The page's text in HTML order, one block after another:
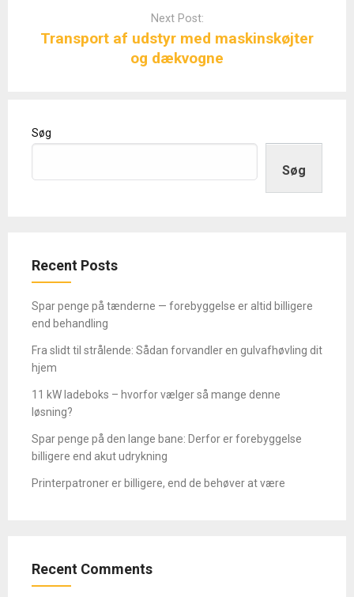
Next Post:
Transport af udstyr med maskinskøjter
og dækvogne
Søg
Søg
Recent Posts
Spar penge på tænderne — forebyggelse er altid billigere
end behandling
Fra slidt til strålende: Sådan forvandler en gulvafhøvling dit
hjem
11 kW ladeboks – hvorfor vælger så mange denne
løsning?
Spar penge på den lange bane: Derfor er forebyggelse
billigere end akut udrykning
Printerpatroner er billigere, end de behøver at være
Recent Comments